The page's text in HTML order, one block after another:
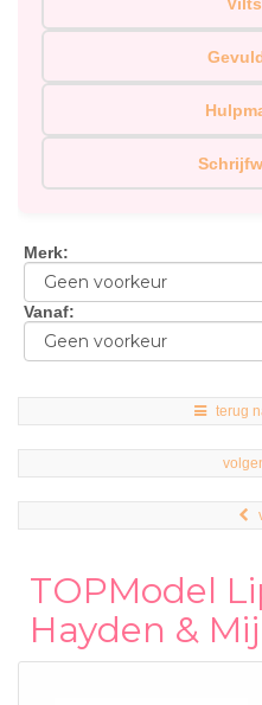
Merk:
Vanaf:
terug
TOPModel
Hayden &